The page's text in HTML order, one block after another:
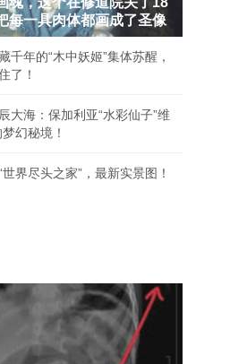
每一具肉体都画成了圣像
千年的“木中妖姬”集体苏醒，
了！
大海：保加利亚“水彩仙子”维
幻秘境！
界尽头之家”，最新实景图！